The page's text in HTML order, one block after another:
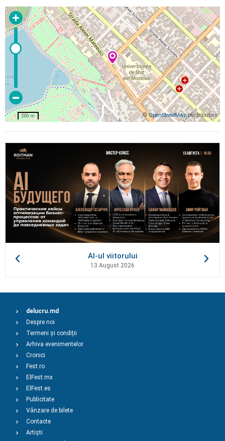
©OpenStreetMapcontributors
200 m
AI-ul viitorului
13 August 2026
delucru.md
Despre noi
Termeni și condiții
Arhiva evenimentelor
Cronici
Fest.ro
ElFest.mx
ElFest.es
Publicitate
Vânzare de bilete
Contacte
Artiști